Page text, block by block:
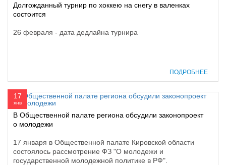
Долгожданный турнир по хоккею на снегу в валенках
состоится
26 февраля - дата дедлайна турнира
ПОДРОБНЕЕ
17
янв
В Общественной палате региона обсудили законопроект
о молодежи
17 января в Общественной палате Кировской области
состоялось рассмотрение ФЗ "О молодежи и
государственной молодежной политике в РФ".